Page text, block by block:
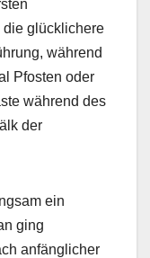
glücklichere
während
Pfosten oder
während des
der
ein
ging
anfänglicher